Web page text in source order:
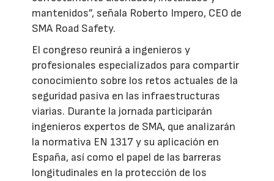
mantenidos”, señala Roberto Impero, CEO de
SMA Road Safety.
El congreso reunirá a ingenieros y
profesionales especializados para compartir
conocimiento sobre los retos actuales de la
seguridad pasiva en las infraestructuras
viarias. Durante la jornada participarán
ingenieros expertos de SMA, que analizarán
la normativa EN 1317 y su aplicación en
España, así como el papel de las barreras
longitudinales en la protección de los